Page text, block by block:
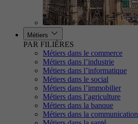
Métiers
PAR FILIÈRES
Métiers dans le commerce
Métiers dans l’industrie
Métiers dans l’informatique
Métiers dans le social
Métiers dans l’immobilier
Métiers dans l’agriculture
Métiers dans la banque
Métiers dans la communication